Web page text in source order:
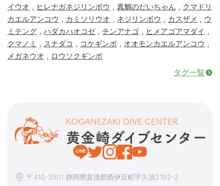
イウオ , ヒレナガネジリンボウ , 真鯛のだいちゃん , クマドリ
カエルアンコウ , カミソリウオ , ネジリンボウ , カスザメ , ウ
ミテング , ハダカハオコゼ, チンアナゴ , ヒメアゴアマダイ ,
クマノミ , スナダコ , コケギンポ , オオモンカエルアンコウ ,
メガネウオ , ロウソクギンポ
タグ一覧
〒410-3501 静岡県賀茂郡西伊豆町宇久須2192-2